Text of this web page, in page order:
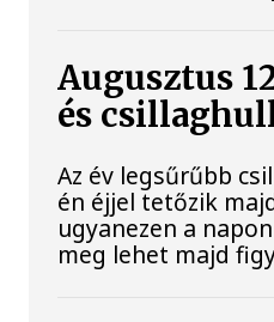
Augusztus
és
Az év legsűrűbb
én éjjel tetőzik
ugyanezen a
meg lehet majd